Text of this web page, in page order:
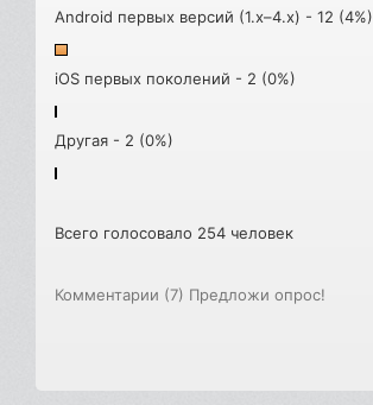
Android первых версий (1.x–4.x) - 12 (4%)
iOS первых поколений - 2 (0%)
Другая - 2 (0%)
Всего голосовало 254 человек
Комментарии (7) Предложи опрос!